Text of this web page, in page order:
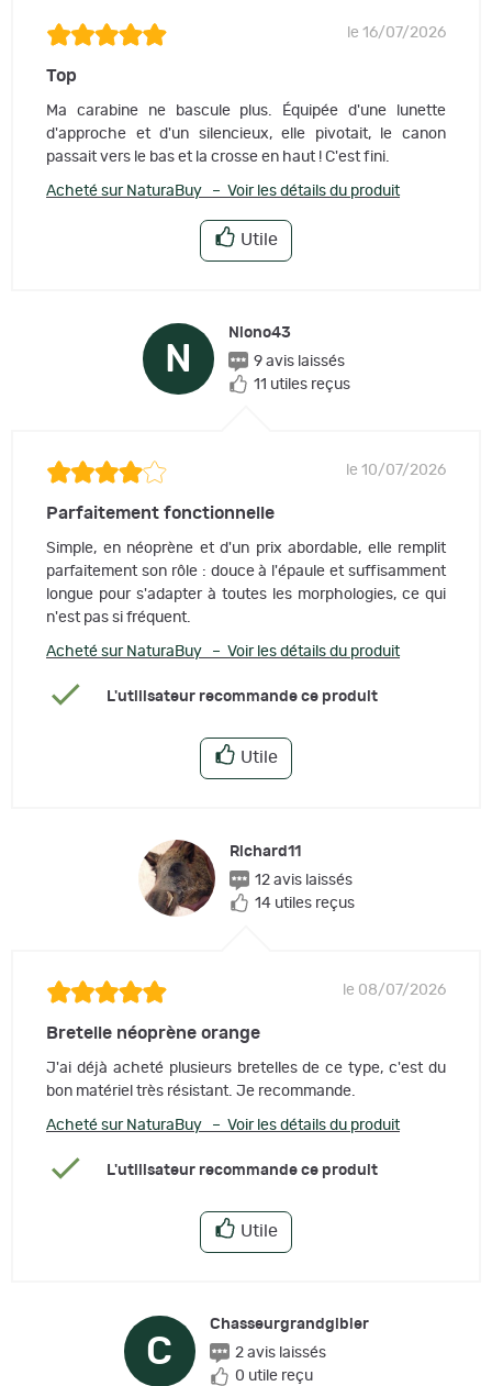
le 16/07/2026
Top
Ma carabine ne bascule plus. Équipée d'une lunette
d'approche et d'un silencieux, elle pivotait, le canon
passait vers le bas et la crosse en haut ! C'est fini.
Acheté sur NaturaBuy – Voir les détails du produit
Utile
N
Niono43
9 avis laissés
11 utiles reçus
le 10/07/2026
Parfaitement fonctionnelle
Simple, en néoprène et d'un prix abordable, elle remplit
parfaitement son rôle : douce à l'épaule et suffisamment
longue pour s'adapter à toutes les morphologies, ce qui
n'est pas si fréquent.
Acheté sur NaturaBuy – Voir les détails du produit
L'utilisateur recommande ce produit
Utile
Richard11
12 avis laissés
14 utiles reçus
le 08/07/2026
Bretelle néoprène orange
J'ai déjà acheté plusieurs bretelles de ce type, c'est du
bon matériel très résistant. Je recommande.
Acheté sur NaturaBuy – Voir les détails du produit
L'utilisateur recommande ce produit
Utile
C
Chasseurgrandgibier
2 avis laissés
0 utile reçu